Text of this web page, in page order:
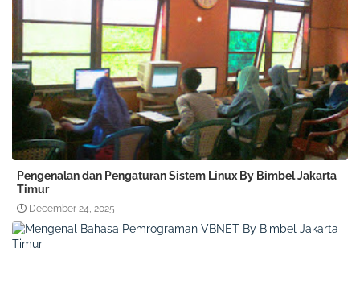
Pengenalan dan Pengaturan Sistem Linux By Bimbel Jakarta
Timur
December 24, 2025